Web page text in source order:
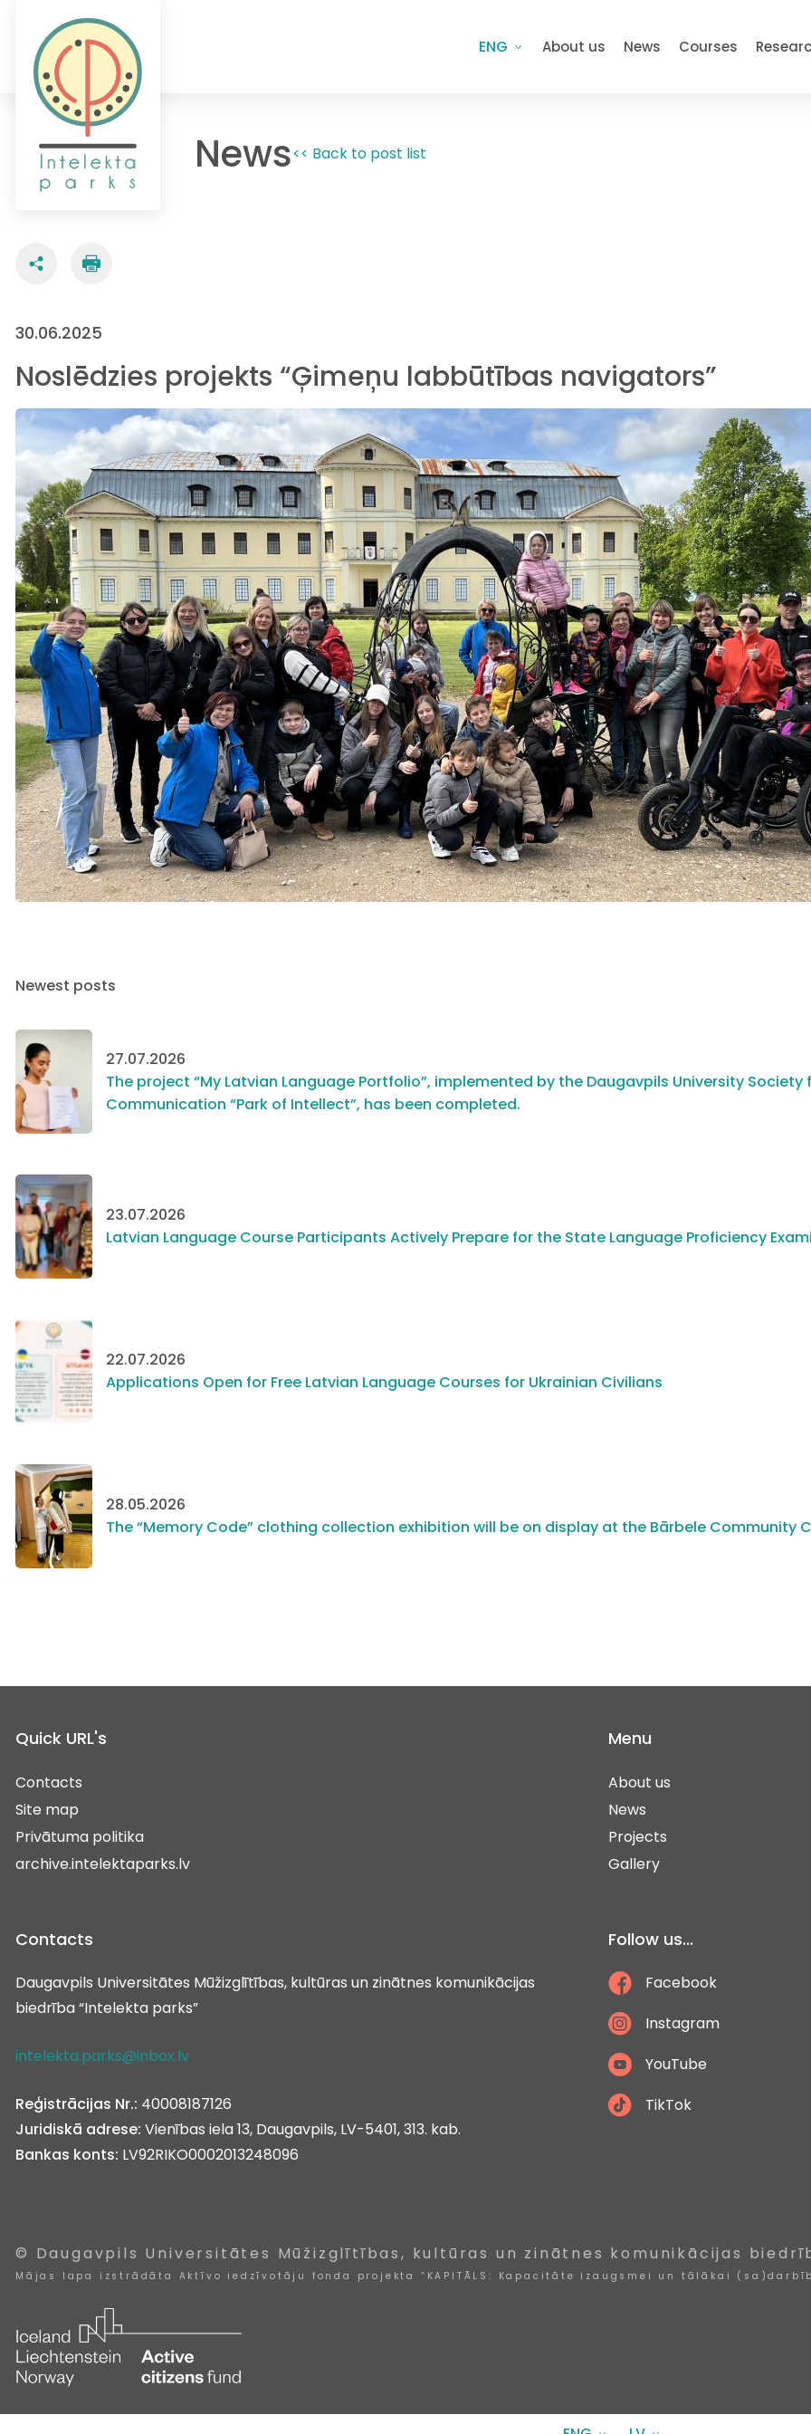
ENG About us News Courses
News<< Back to post list
30.06.2025
Noslēdzies projekts “Ģimeņu labbūtības navigators”
Newest posts
27.07.2026
The project “My Latvian Language Portfolio”, implemented by the Daugavpils University
Communication “Park of Intellect”, has been completed.
23.07.2026
Latvian Language Course Participants Actively Prepare for the State Language Proficiency
22.07.2026
Applications Open for Free Latvian Language Courses for Ukrainian Civilians
28.05.2026
The “Memory Code” clothing collection exhibition will be on display at the Bārbele Community
Quick URL's
Contacts
Site map
Privātuma politika
archive.intelektaparks.lv
Menu
About us
News
Projects
Gallery
Contacts
Daugavpils Universitātes Mūžizglītības, kultūras un zinātnes komunikācijas
biedrība “Intelekta parks”
intelekta.parks@inbox.lv
Reģistrācijas Nr.: 40008187126
Juridiskā adrese: Vienības iela 13, Daugavpils, LV-5401, 313. kab.
Bankas konts: LV92RIKO0002013248096
Follow us...
Facebook
Instagram
YouTube
TikTok
© Daugavpils Universitātes Mūžizglītības, kultūras un zinātnes komunikācijas
Mājas lapa izstrādāta Aktīvo iedzīvotāju fonda projekta “KAPITĀLS: Kapacitāte izaugsmei un tālākai